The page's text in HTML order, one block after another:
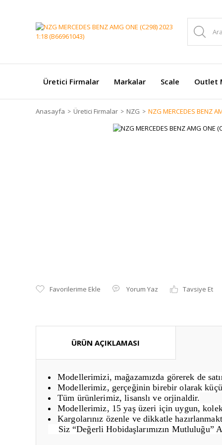
Üretici Firmalar Markalar Scale Outlet
Anasayfa Üretici Firmalar NZG NZG MERCEDES BENZ
Yorum Yaz Tavsiye Et
ÜRÜN AÇIKLAMASI
Modellerimizi, mağazamızda görerek de
Modellerimiz, gerçeğinin birebir olarak
Tüm ürünlerimiz, lisanslı ve orjinaldir.
Modellerimiz, 15 yaş üzeri için uygun,
Kargolarınız özenle ve dikkatle
Siz “Değerli Hobidaşlarımızın Mutluluğu”